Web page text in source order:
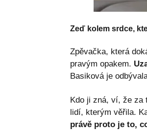
Zeď kolem srdce,
Zpěvačka, která
pravým opakem.
Basiková je
Kdo ji zná, ví, že za
lidí, kterým věřila.
právě proto je to,